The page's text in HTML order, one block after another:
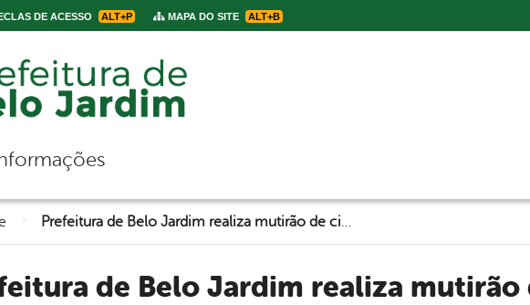
DE ACESSO ALT+P MAPA DO SITE ALT+B
de navegação
de Belo Jardim realiza